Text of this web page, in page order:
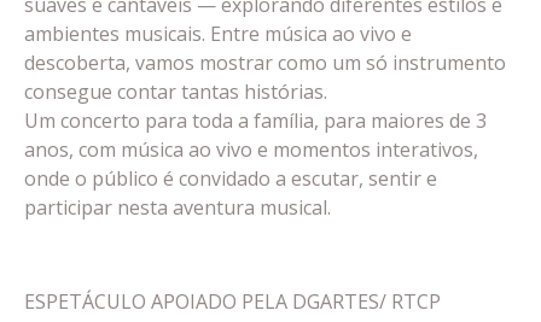
ambientes musicais. Entre música ao vivo e
descoberta, vamos mostrar como um só instrumento
consegue contar tantas histórias.
Um concerto para toda a família, para maiores de 3
anos, com música ao vivo e momentos interativos,
onde o público é convidado a escutar, sentir e
participar nesta aventura musical.
ESPETÁCULO APOIADO PELA DGARTES/ RTCP